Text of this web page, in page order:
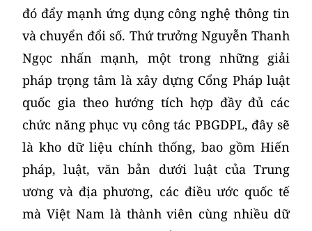
đó đẩy mạnh ứng dụng công nghệ thông tin
và chuyển đổi số. Thứ trưởng Nguyễn Thanh
Ngọc nhấn mạnh, một trong những giải
pháp trọng tâm là xây dựng Cổng Pháp luật
quốc gia theo hướng tích hợp đầy đủ các
chức năng phục vụ công tác PBGDPL, đây sẽ
là kho dữ liệu chính thống, bao gồm Hiến
pháp, luật, văn bản dưới luật của Trung
ương và địa phương, các điều ước quốc tế
mà Việt Nam là thành viên cùng nhiều dữ